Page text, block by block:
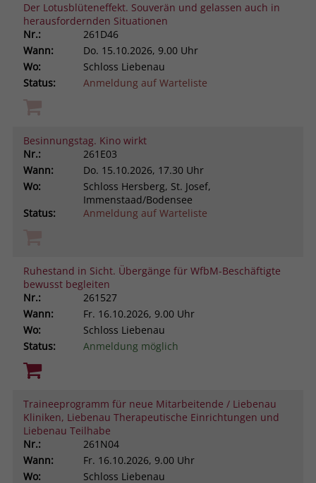
Der Lotusblüteneffekt. Souverän und gelassen auch in
herausfordernden Situationen
Nr.:
261D46
Wann:
Do. 15.10.2026, 9.00 Uhr
Wo:
Schloss Liebenau
Status:
Anmeldung auf Warteliste
Besinnungstag. Kino wirkt
Nr.:
261E03
Wann:
Do. 15.10.2026, 17.30 Uhr
Wo:
Schloss Hersberg, St. Josef,
Immenstaad/Bodensee
Status:
Anmeldung auf Warteliste
Ruhestand in Sicht. Übergänge für WfbM-Beschäftigte
bewusst begleiten
Nr.:
261527
Wann:
Fr. 16.10.2026, 9.00 Uhr
Wo:
Schloss Liebenau
Status:
Anmeldung möglich
Traineeprogramm für neue Mitarbeitende / Liebenau
Kliniken, Liebenau Therapeutische Einrichtungen und
Liebenau Teilhabe
Nr.:
261N04
Wann:
Fr. 16.10.2026, 9.00 Uhr
Wo:
Schloss Liebenau